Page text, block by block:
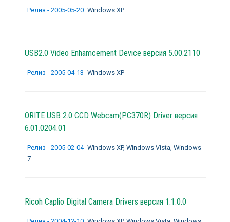
Релиз - 2005-05-20 Windows XP
USB2.0 Video Enhamcement Device версия 5.00.2110
Релиз - 2005-04-13 Windows XP
ORITE USB 2.0 CCD Webcam(PC370R) Driver версия
6.01.0204.01
Релиз - 2005-02-04 Windows XP, Windows Vista, Windows
7
Ricoh Caplio Digital Camera Drivers версия 1.1.0.0